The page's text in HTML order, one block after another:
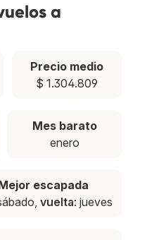
a
Precio medio
$ 1.304.809
Mes barato
enero
escapada
vuelta: jueves